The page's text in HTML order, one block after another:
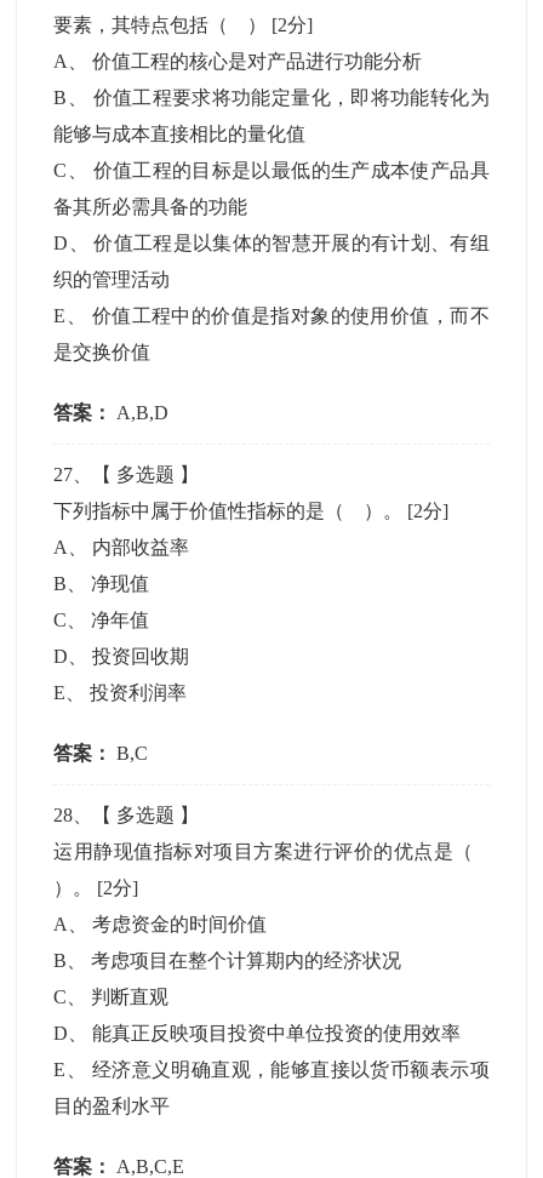
要素，其特点包括（ ） [2分]
A
、价值工程的核心是对产品进行功能分析
B
价值工程要求将功能定量化，即将功能转化为
能够与成本直接相比的量化值
C
价值工程的目标是以最低的生产成本使产品具
备其所必需具备的功能
D 、价值工程是以集体的智慧开展的有计划、有组
织的管理活动
E
价值工程中的价值是指对象的使用价值，而不
是交换价值
答案： A,B,D
27 、【 多选题 】
下列指标中属于价值性指标的是（ ）。 [2分]
A
内部收益率
B 、净现值
C 、净年值
D 、投资回收期
E 、投资利润率
答案： B,C
28 、【 多选题 】
运用静现值指标对项目方案进行评价的优点是（
）。 [2分]
A
、考虑资金的时间价值
B 、考虑项目在整个计算期内的经济状况
C
判断直观
D 、能真正反映项目投资中单位投资的使用效率
E
经济意义明确直观，能够直接以货币额表示项
目的盈利水平
答案： A,B,C,E